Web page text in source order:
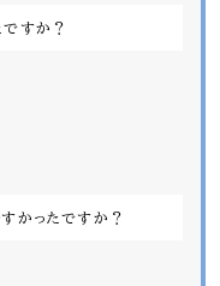
ですか？
かったですか？